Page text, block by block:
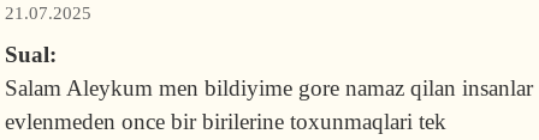
21.07.2025
Sual:
Salam Aleykum men bildiyime gore namaz qilan insanlar
evlenmeden once bir birilerine toxunmaqlari tek